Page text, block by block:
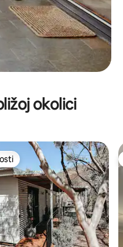
okolici
rangiranima s oznakom